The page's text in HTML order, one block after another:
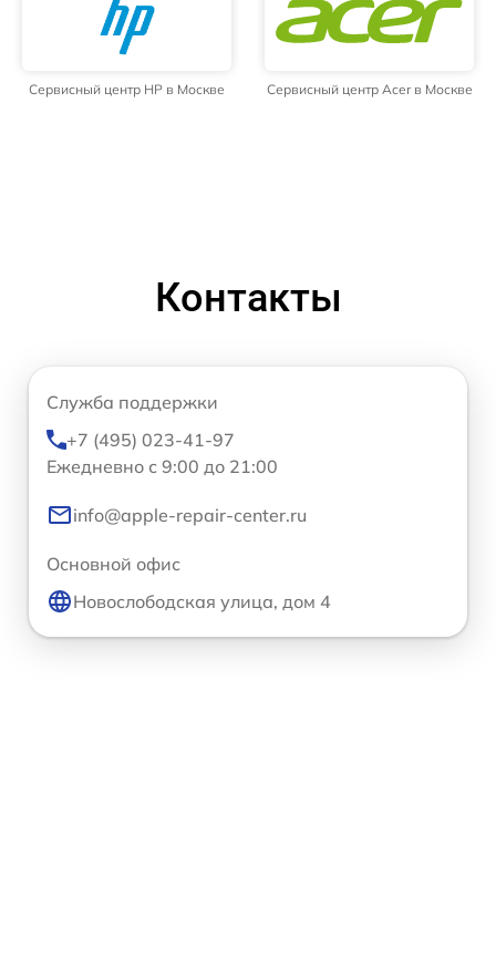
Сервисный центр HP в Москве Сервисный центр Acer в Москве
Контакты
Служба поддержки
+7 (495) 023-41-97
Ежедневно с 9:00 до 21:00
info@apple-repair-center.ru
Основной офис
Новослободская улица, дом 4